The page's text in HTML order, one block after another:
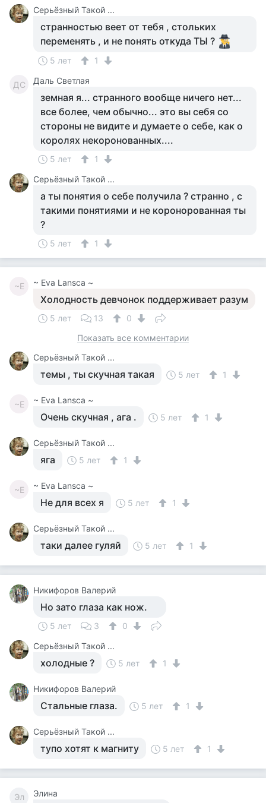
Серьёзный Такой ...
странностью веет от тебя , стольких
переменять , и не понять откуда ТЫ ?
5 лет 1
ДС Даль Светлая
земная я... странного вообще ничего нет...
все более, чем обычно... это вы себя со
стороны не видите и думаете о себе, как о
королях некоронованных....
5 лет
1
Серьёзный Такой ...
а ты понятия о себе получила ? странно , с
такими понятиями и не коронорованная ты
?
5 лет 1
~E ~ Eva Lansca ~
Холодность девчонок поддерживает разум
5 лет 13
0
Показать все комментарии
Серьёзный Такой ...
темы , ты скучная такая 5 лет 1
~E ~ Eva Lansca ~
Очень скучная , ага . 5 лет 1
Серьёзный Такой ...
яга 5 лет 1
~E ~ Eva Lansca ~
Не для всех я 5 лет 1
Серьёзный Такой ...
таки далее гуляй 5 лет 1
Никифоров Валерий
Но зато глаза как нож.
5 лет 3
0
Серьёзный Такой ...
холодные ? 5 лет 1
Никифоров Валерий
Стальные глаза. 5 лет 1
Серьёзный Такой ...
тупо хотят к магниту 5 лет 1
Эл Элина